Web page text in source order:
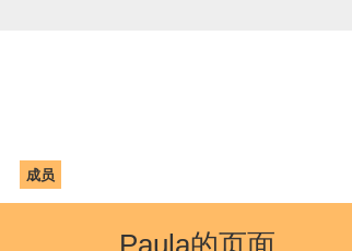
成员
Paula的页面